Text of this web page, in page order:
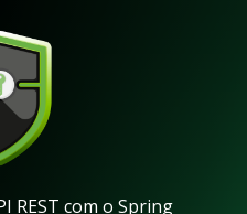
REST com o Spring